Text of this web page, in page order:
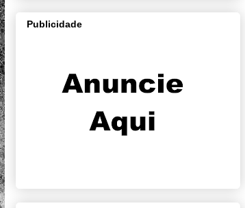
Publicidade